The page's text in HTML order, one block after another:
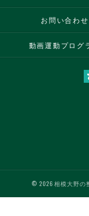
お問い合わせ
動画運動プログ
© 2026 相模大野の整